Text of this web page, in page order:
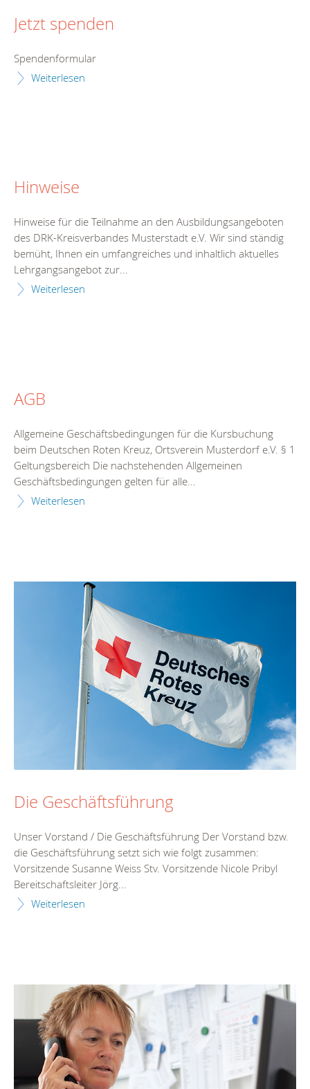
Jetzt spenden
Spendenformular
Weiterlesen
Hinweise
Hinweise für die Teilnahme an den Ausbildungsangeboten
des DRK-Kreisverbandes Musterstadt e.V. Wir sind ständig
bemüht, Ihnen ein umfangreiches und inhaltlich aktuelles
Lehrgangsangebot zur...
Weiterlesen
AGB
Allgemeine Geschäftsbedingungen für die Kursbuchung
beim Deutschen Roten Kreuz, Ortsverein Musterdorf e.V. § 1
Geltungsbereich Die nachstehenden Allgemeinen
Geschäftsbedingungen gelten für alle...
Weiterlesen
Die Geschäftsführung
Unser Vorstand / Die Geschäftsführung Der Vorstand bzw.
die Geschäftsführung setzt sich wie folgt zusammen:
Vorsitzende Susanne Weiss Stv. Vorsitzende Nicole Pribyl
Bereitschaftsleiter Jörg...
Weiterlesen